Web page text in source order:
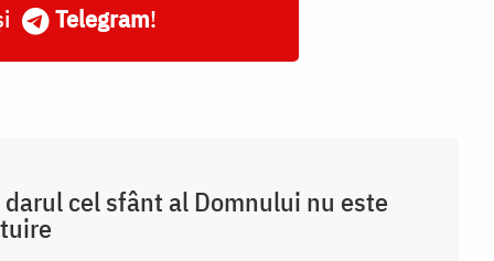
Telegram!
darul cel sfânt al Domnului nu este